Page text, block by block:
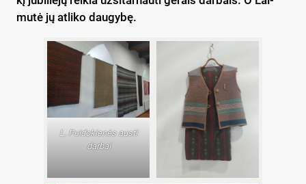
mu­tė jų at­li­ko dau­gy­bę.
L. Pui­do­kie­nės aus­ti
dar­bai